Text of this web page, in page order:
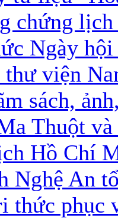
chứng
Ngày
viện
sách,
Thuột
Hồ Chí
Nghệ An
thức phục